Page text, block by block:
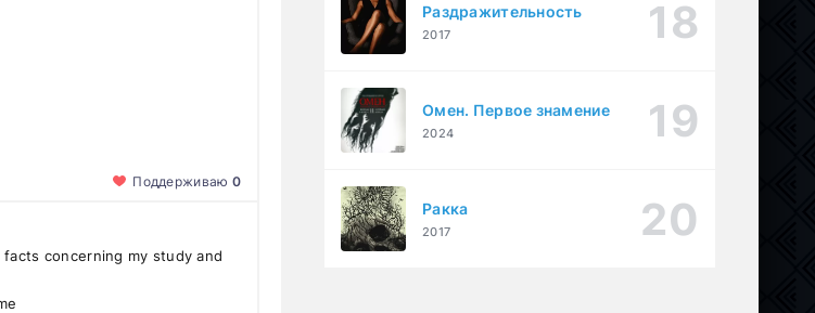
Поддерживаю 0
concerning my study and
Раздражительность
2017
Омен. Первое знамение
2024
Ракка
2017